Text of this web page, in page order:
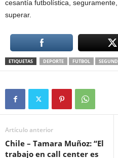
cesantía futbolística,
superar.
ETIQUETAS DEPORTE FUTBOL
Artículo anterior
Chile – Tamara Muñoz: “El
trabajo en call center es